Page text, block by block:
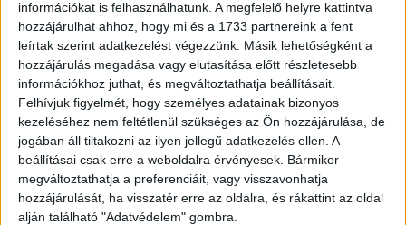
információkat is felhasználhatunk. A megfelelő helyre kattintva
hozzájárulhat ahhoz, hogy mi és a 1733 partnereink a fent
leírtak szerint adatkezelést végezzünk. Másik lehetőségként a
hozzájárulás megadása vagy elutasítása előtt részletesebb
információkhoz juthat, és megváltoztathatja beállításait.
Felhívjuk figyelmét, hogy személyes adatainak bizonyos
kezeléséhez nem feltétlenül szükséges az Ön hozzájárulása, de
jogában áll tiltakozni az ilyen jellegű adatkezelés ellen. A
beállításai csak erre a weboldalra érvényesek. Bármikor
megváltoztathatja a preferenciáit, vagy visszavonhatja
hozzájárulását, ha visszatér erre az oldalra, és rákattint az oldal
alján található "Adatvédelem" gombra.
készítene el egy ilyen italt.